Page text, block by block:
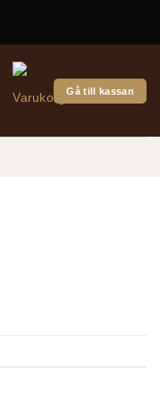
Gå till kassan